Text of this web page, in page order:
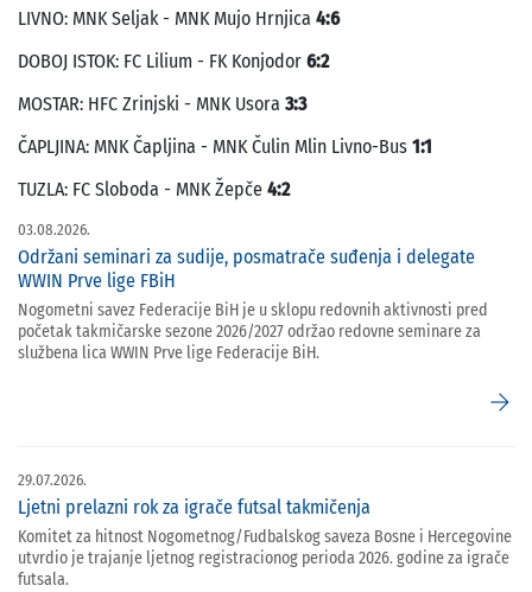
LIVNO: MNK Seljak - MNK Mujo Hrnjica 4:6
DOBOJ ISTOK: FC Lilium - FK Konjodor 6:2
MOSTAR: HFC Zrinjski - MNK Usora 3:3
ČAPLJINA: MNK Čapljina - MNK Čulin Mlin Livno-Bus 1:1
TUZLA: FC Sloboda - MNK Žepče 4:2
03.08.2026.
Održani seminari za sudije, posmatrače suđenja i delegate
WWIN Prve lige FBiH
Nogometni savez Federacije BiH je u sklopu redovnih aktivnosti pred
početak takmičarske sezone 2026/2027 održao redovne seminare za
službena lica WWIN Prve lige Federacije BiH.
arrow_forward
29.07.2026.
Ljetni prelazni rok za igrače futsal takmičenja
Komitet za hitnost Nogometnog/Fudbalskog saveza Bosne i Hercegovine
utvrdio je trajanje ljetnog registracionog perioda 2026. godine za igrače
futsala.